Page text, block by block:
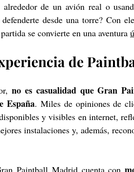
alrededor de un avión real o
desde una torre? Con
se convierte en una aventura
de
no es casualidad que Gran
España. Miles de opiniones de
y visibles en internet,
instalaciones y, además,